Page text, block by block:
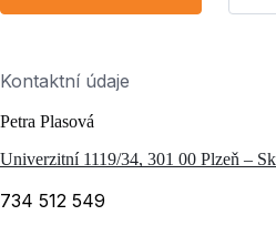
Kontaktní údaje
Petra Plasová
Univerzitní 1119/34, 301 00 Plzeň –
734 512 549